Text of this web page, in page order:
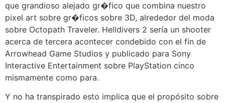
que grandioso alejado gr�fico que combina nuestro
pixel art sobre gr�ficos sobre 3D, alrededor del moda
sobre Octopath Traveler. Helldivers 2 serí­a un shooter
acerca de tercera acontecer condebido con el fin de
Arrowhead Game Studios y publicado para Sony
Interactive Entertainment sobre PlayStation cinco
mismamente­ como para.
Y no ha transpirado esto implica que el propósito sobre